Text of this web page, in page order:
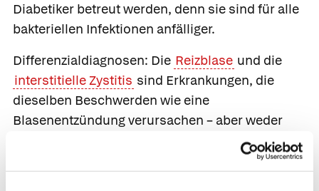
Diabetiker betreut werden, denn sie sind für alle
bakteriellen Infektionen anfälliger.
Differenzialdiagnosen: Die Reizblase und die
interstitielle Zystitis sind Erkrankungen, die
dieselben Beschwerden wie eine
Blasenentzündung verursachen – aber weder
Blase noch Harnwege sind mit Keimen besiedelt.
Selten verbirgt sich hinter chronischen